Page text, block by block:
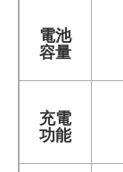
電池
容量
充電
功能